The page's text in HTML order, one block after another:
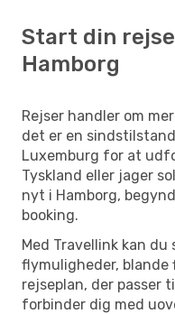
Start din
Hamborg
Rejser handler om
det er en
Luxemburg for at
Tyskland eller jager
nyt i Hamborg,
booking.
Med Travellink kan
flymuligheder, blande
rejseplan, der passer
forbinder dig med